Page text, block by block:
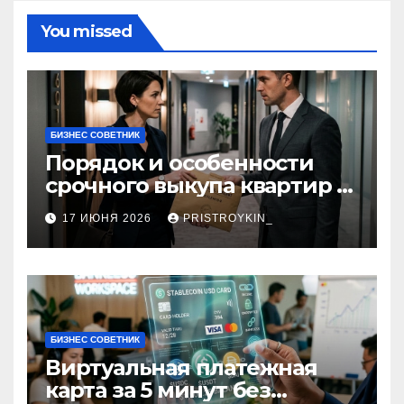
You missed
БИЗНЕС СОВЕТНИК
Порядок и особенности
срочного выкупа квартир в
срок 1–3 дня
17 ИЮНЯ 2026 PRISTROYKIN_
БИЗНЕС СОВЕТНИК
Виртуальная платежная
карта за 5 минут без